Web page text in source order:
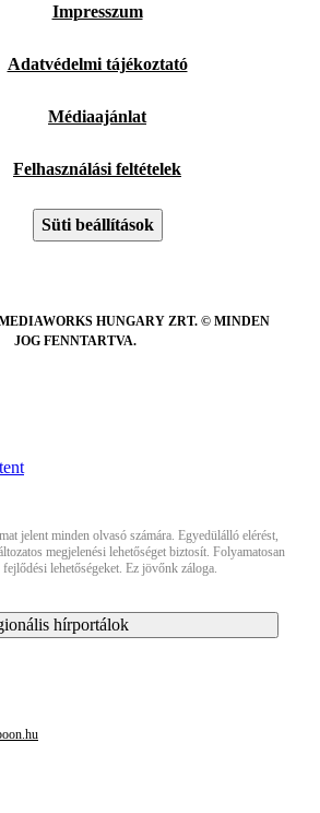
Impresszum
Adatvédelmi tájékoztató
Médiaajánlat
Felhasználási feltételek
Süti beállítások
HUNGARY ZRT. © MINDEN
JOG FENNTARTVA.
jelent minden olvasó számára. Egyedülálló elérést,
megjelenési lehetőséget biztosít. Folyamatosan
lehetőségeket. Ez jövőnk záloga.
hírportálok